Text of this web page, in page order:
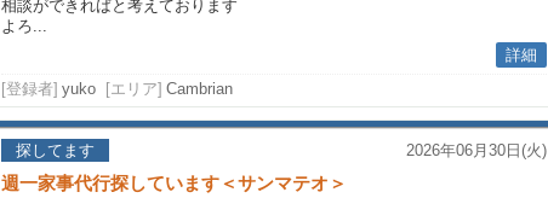
相談ができればと考えております
よろ...
詳細
[登録者] yuko [エリア] Cambrian
探してます 2026年06月30日(火)
週一家事代行探しています＜サンマテオ＞